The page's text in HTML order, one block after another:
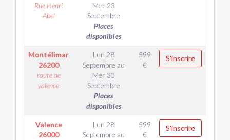
Rue Henri
Abel
Mer 23
Septembre
Places
disponibles
Montélimar
26200
route de
valence
Lun 28
Septembre au
Mer 30
Septembre
Places
disponibles
599
€
S'inscrire
Valence
26000
Lun 28
Septembre au
599
€
S'inscrire